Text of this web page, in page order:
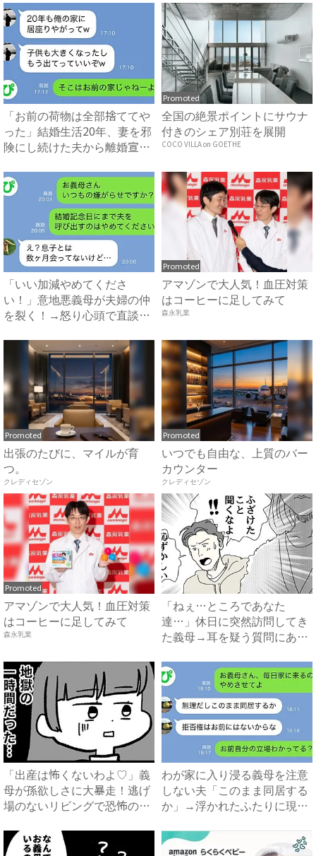
「お前の荷物は全部捨ててや
った」結婚生活20年、妻を邪
険にし続けた夫から離婚宣
Promoted
全国の絶景ポイントにサウナ
付きのシェア別荘を展開
COCO VILLA on GOETHE
「いい加減やめてくださ
い！」意地悪義母が夫婦の仲
を裂く！→怒り心頭で直談判
Promoted
アマゾンで大人気！血圧対策
はコーヒーに足してみて
森永乳業
Promoted
出張のたびに、マイルが育
つ。
クレディセゾン
Promoted
いつでも自由な、上質のバー
カウンター
クレディセゾン
Promoted
アマゾンで大人気！血圧対策
はコーヒーに足してみて
森永乳業
「ねぇ…ところであなた
達…」休日に突然訪問してき
た義母→耳を疑う質問にあ
「出産は怖くないわよ♡」義
母が孫欲しさに大暴走！逃げ
場のないリビングで恐怖の1
わが家に入り浸る義母を注意
しない夫「このまま同居する
か」→浮かれたふたりに現実